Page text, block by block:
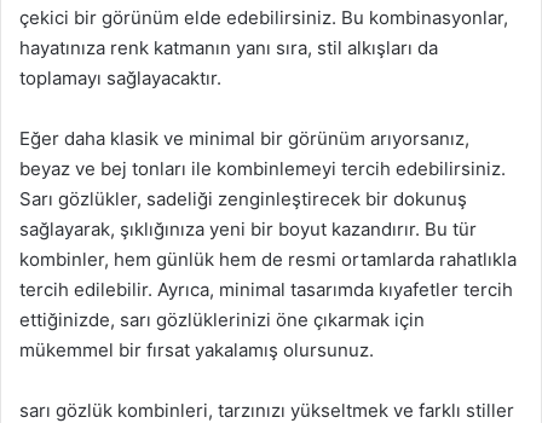
çekici bir görünüm elde edebilirsiniz. Bu kombinasyonlar,
hayatınıza renk katmanın yanı sıra, stil alkışları da
toplamayı sağlayacaktır.
Eğer daha klasik ve minimal bir görünüm arıyorsanız,
beyaz ve bej tonları ile kombinlemeyi tercih edebilirsiniz.
Sarı gözlükler, sadeliği zenginleştirecek bir dokunuş
sağlayarak, şıklığınıza yeni bir boyut kazandırır. Bu tür
kombinler, hem günlük hem de resmi ortamlarda rahatlıkla
tercih edilebilir. Ayrıca, minimal tasarımda kıyafetler tercih
ettiğinizde, sarı gözlüklerinizi öne çıkarmak için
mükemmel bir fırsat yakalamış olursunuz.
sarı gözlük kombinleri, tarzınızı yükseltmek ve farklı stiller